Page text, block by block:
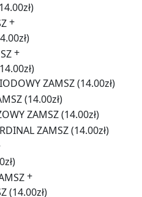
+
+
ZAMSZ(14.00zł)
(14.00zł)
ZAMSZ(14.00zł)
ZAMSZ(14.00zł)
+
(14.00zł)